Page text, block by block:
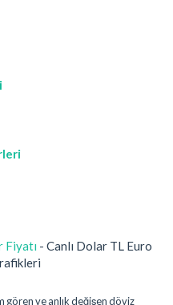
Fiyatı - Canlı Dolar TL Euro
gören ve anlık değişen döviz